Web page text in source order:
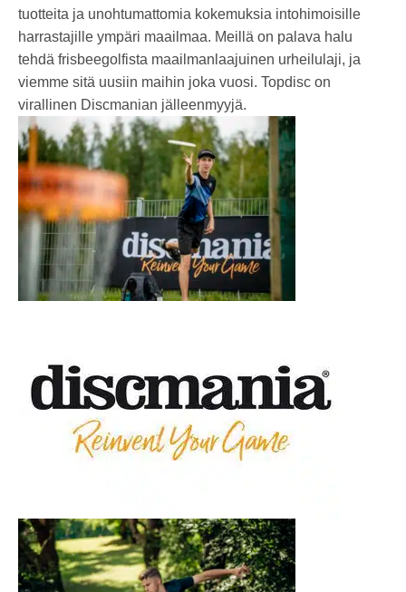
tuotteita ja unohtumattomia kokemuksia intohimoisille
harrastajille ympäri maailmaa. Meillä on palava halu
tehdä frisbeegolfista maailmanlaajuinen urheilulaji, ja
viemme sitä uusiin maihin joka vuosi. Topdisc on
virallinen Discmanian jälleenmyyjä.